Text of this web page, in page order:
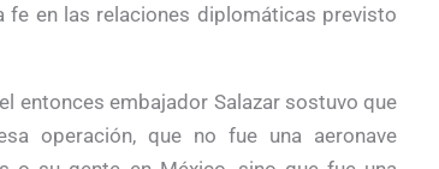
en las relaciones diplomáticas previsto
entonces embajador Salazar sostuvo que
operación, que no fue una aeronave